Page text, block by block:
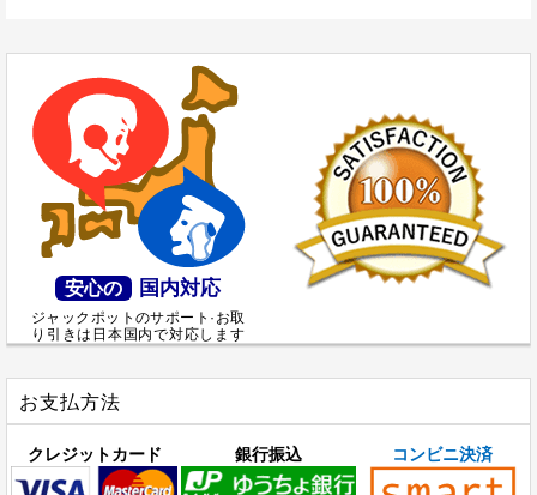
安心の 国内対応
ジャックポットのサポート·お取
り引きは日本国内で対応します
お支払方法
クレジットカード 銀行振込 コンビニ決済